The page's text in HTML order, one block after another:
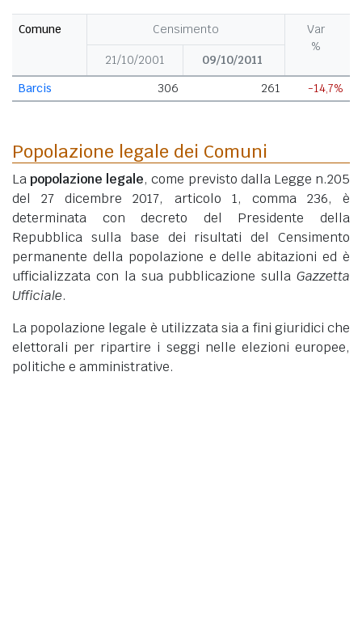
Comune Censimento
Var
%
21/10/2001
09/10/2011
Barcis
306 261 -14,7%
Popolazione legale dei Comuni
Lapopolazione legale, come previsto dalla Legge n.205
del 27 dicembre 2017, articolo 1, comma 236, è
determinata con decreto del Presidente della
Repubblica sulla base dei risultati del Censimento
permanente della popolazione e delle abitazioni ed è
ufficializzata con la sua pubblicazione sulla Gazzetta
Ufficiale.
La popolazione legale è utilizzata sia a fini giuridici che
elettorali per ripartire i seggi nelle elezioni europee,
politiche e amministrative.